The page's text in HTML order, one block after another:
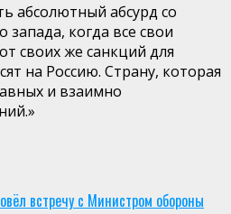
абсолютный абсурд со
запада, когда все свои
своих же санкций для
на Россию. Страну, которая
и взаимно
встречу с Министром обороны